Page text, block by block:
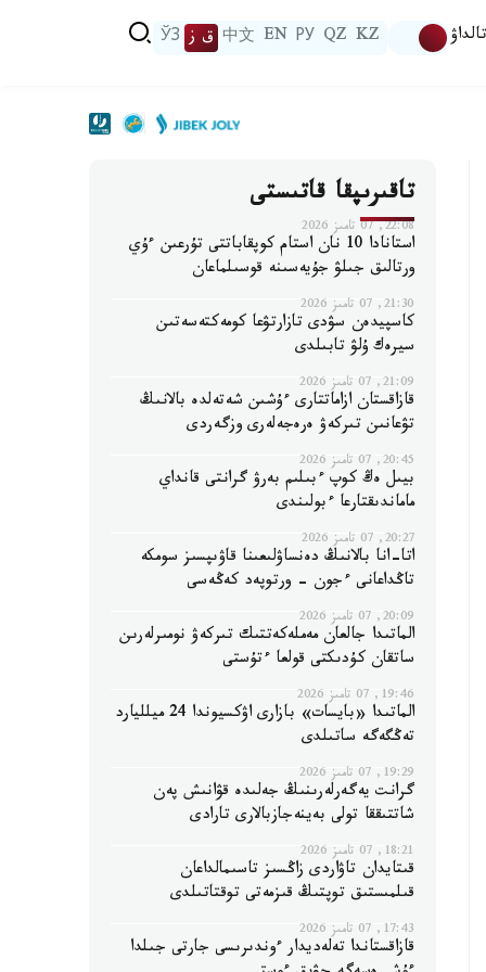
تالداۋ KZ
QZ
РУ
EN
中文 ق ز ЎЗ
تاقىرىپقا قاتىستى
22:08, 07 تامىز 2026
استانادا 10 نان استام كوپقاباتتى تۇرعىن ءۇي
ورتالىق جىلۋ جۇيەسىنە قوسىلماعان
21:30, 07 تامىز 2026
كاسپيدەن سۋدى تازارتۋعا كومەكتەسەتىن
سيرەك ۇلۋ تابىلدى
21:09, 07 تامىز 2026
قازاقستان ازاماتتارى ءۇشىن شەتەلدە بالانىڭ
تۋعانىن تىركەۋ ەرەجەلەرى وزگەردى
20:45, 07 تامىز 2026
بيىل ەڭ كوپ ءبىلىم بەرۋ گرانتى قانداي
ماماندىقتارعا ءبولىندى
20:27, 07 تامىز 2026
اتا-انا بالانىڭ دەنساۋلىعىنا قاۋىپسىز سومكە
تاڭداعانى ءجون - ورتوپەد كەڭەسى
20:09, 07 تامىز 2026
الماتىدا جالعان مەملەكەتتىك تىركەۋ نومىرلەرىن
ساتقان كۇدىكتى قولعا ءتۇستى
19:46, 07 تامىز 2026
الماتىدا «بايسات» بازارى اۋكسيوندا 24 ميلليارد
تەڭگەگە ساتىلدى
19:29, 07 تامىز 2026
گرانت يەگەرلەرىنىڭ جەلىدە قۋانىش پەن
شاتتىققا تولى بەينەجازبالارى تارادى
18:21, 07 تامىز 2026
قىتايدان تاۋاردى زاڭسىز تاسىمالداعان
قىلمىستىق توپتىڭ قىزمەتى توقتاتىلدى
17:43, 07 تامىز 2026
قازاقستاندا تەلەديدار ءوندىرىسى جارتى جىلدا